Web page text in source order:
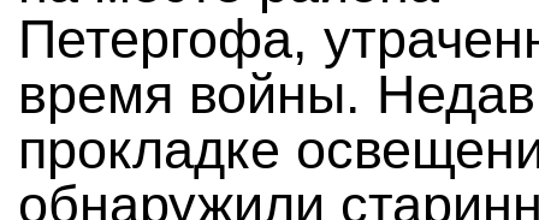
Петергофа,
время войны.
прокладке
обнаружили